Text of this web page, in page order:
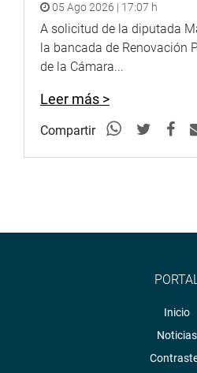
05 Ago 2026 | 17:07 h
A solicitud de la diputada
la bancada de Renovación
de la Cámara...
Leer más >
Compartir
Inicio
Noticias